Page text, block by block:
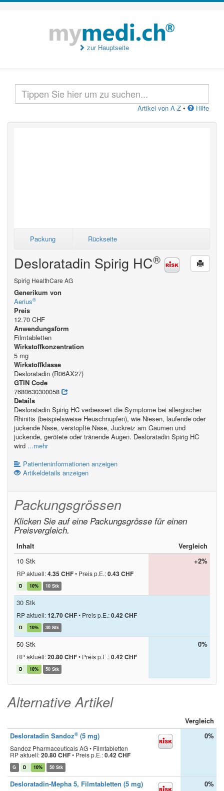
zur Hauptseite
Artikel von A-Z • Hilfe
Packung Rückseite
Desloratadin Spirig HC®
Spirig HealthCare AG
Generikum von
Aerius®
Preis
12.70 CHF
Anwendungsform
Filmtabletten
Wirkstoffkonzentration
5 mg
Wirkstoffklasse
Desloratadin (R06AX27)
GTIN Code
7680630300058
Details
Desloratadin Spirig HC verbessert die Symptome bei allergischer
Rhinitis (beispielsweise Heuschnupfen), wie Niesen, laufende oder
juckende Nase, verstopfte Nase, Juckreiz am Gaumen und
juckende, gerötete oder tränende Augen. Desloratadin Spirig HC
wird ...mehr
Patienteninformationen anzeigen
Artikeldetails anzeigen
Packungsgrössen
Klicken Sie auf eine Packungsgrösse für einen
Preisvergleich.
Inhalt
Vergleich
10 Stk
RP aktuell:4.35 CHF• Preis p.E.:0.43 CHF
D 10% 10 Stk
+2%
30 Stk
RP aktuell:12.70 CHF• Preis p.E.:0.42 CHF
D 10% 30 Stk
50 Stk
RP aktuell:20.80 CHF• Preis p.E.:0.42 CHF
D 10% 50 Stk
0%
Alternative Artikel
Vergleich
Desloratadin Sandoz® (5 mg)
Sandoz Pharmaceuticals AG • Filmtabletten
RP aktuell:20.80 CHF• Preis p.E.:0.42 CHF
G D 10% 50 Stk
0%
Desloratadin-Mepha 5, Filmtabletten (5 mg) 0%